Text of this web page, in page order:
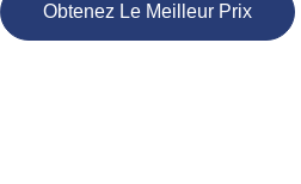
Obtenez Le Meilleur Prix